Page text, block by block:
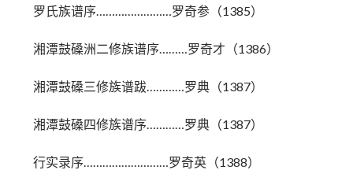
罗氏族谱序……………………罗奇参（1385）
湘潭鼓磉洲二修族谱序………罗奇才（1386）
湘潭鼓磉三修族谱跋…………罗典（1387）
湘潭鼓磉四修族谱序…………罗典（1387）
行实录序………………………罗奇英（1388）